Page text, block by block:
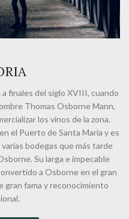
finales del siglo XVIII, cuando
Thomas Osborne Mann,
los vinos de la zona.
el Puerto de Santa María y es
bodegas que más tarde
Su larga e impecable
a Osborne en el gran
gran fama y reconocimiento